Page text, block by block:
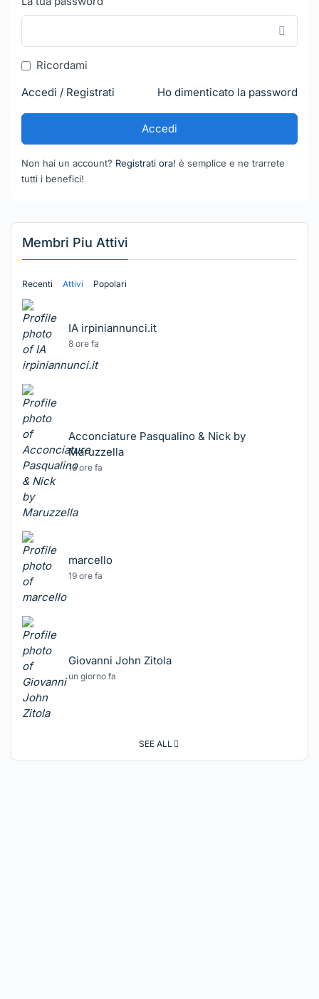
Ricordami
Accedi / Registrati
Ho dimenticato la password
Accedi
Non hai un account? Registrati ora! è semplice e ne trarrete
tutti i benefici!
Membri Piu Attivi
Recenti Attivi Popolari
IA irpiniannunci.it
8 ore fa
Acconciature Pasqualino & Nick by
Maruzzella
13 ore fa
marcello
19 ore fa
Giovanni John Zitola
un giorno fa
SEE ALL